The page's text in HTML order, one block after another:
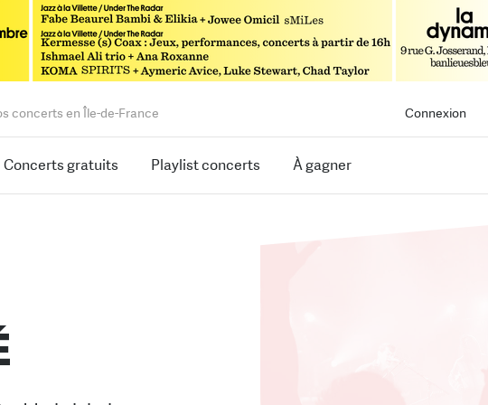
Connexion
concerts en Île-de-France
Concerts gratuits Playlist concerts À gagner